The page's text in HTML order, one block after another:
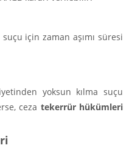
için zaman aşımı süresi
yoksun kılma suçu
ceza tekerrür hükümleri